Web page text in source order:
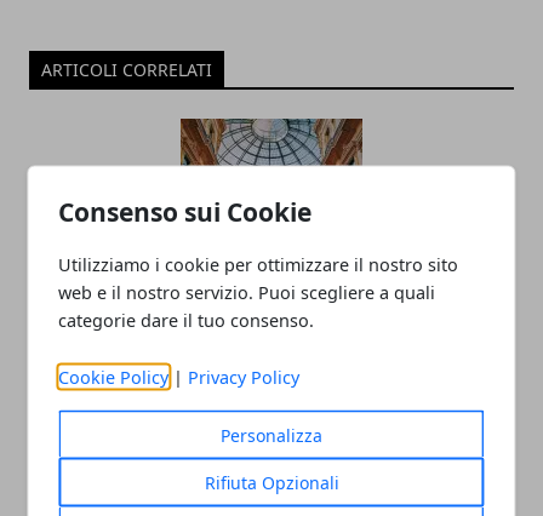
Consenso sui Cookie
Utilizziamo i cookie per ottimizzare il nostro sito
web e il nostro servizio. Puoi scegliere a quali
categorie dare il tuo consenso.
Cookie Policy | Privacy Policy
Personalizza
Rifiuta Opzionali
ARTICOLI CORRELATI
Milano accelera, la Lombardia tiene il
passo: il nuovo scenario del Real Estate
26/11/2025